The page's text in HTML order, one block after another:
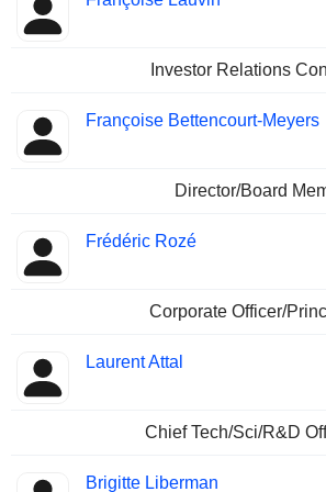
Insider
occupées
Investor Relations
Françoise Bettencourt-Meyers
Director/Board
Frédéric Rozé
Corporate Officer/
Laurent Attal
Chief Tech/Sci/R&D
Brigitte Liberman